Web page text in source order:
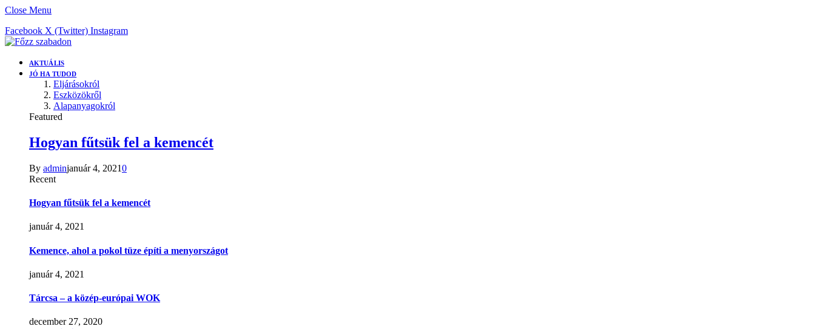
Close Menu
Facebook X (Twitter) Instagram
AKTUÁLIS
JÓ HA TUDOD
Eljárásokról
Eszközökről
Alapanyagokról
Featured
Hogyan fűtsük fel a kemencét
By adminjanuár 4, 20210
Recent
Hogyan fűtsük fel a kemencét
január 4, 2021
Kemence, ahol a pokol tüze építi a menyországot
január 4, 2021
Tárcsa – a közép-európai WOK
december 27, 2020